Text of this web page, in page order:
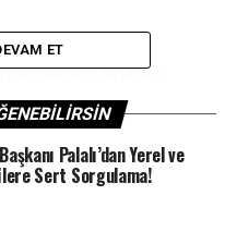
geceye; Bodrum
Belediye Başkan Vekili
Belediyesi Başkan Vekili
Genel
Gençlik Spor İl
Genel Sekreter
Spor Müdürü
ET
Palalı’dan Yerel ve
Sert Sorgulama!